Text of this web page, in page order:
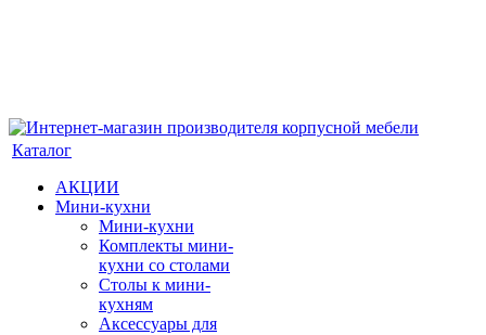
Каталог
АКЦИИ
Мини-кухни
Мини-кухни
Комплекты мини-
кухни со столами
Столы к мини-
кухням
Аксессуары для